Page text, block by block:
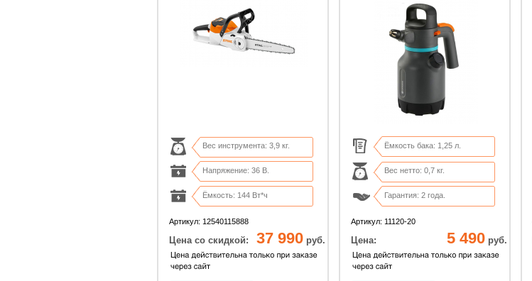
Вес инструмента: 3,9 кг.
Напряжение: 36 В.
Ёмкость: 144 Вт*ч
Время работы: до 35 мин.
Артикул: 12540115888
Цена со скидкой: 37 990 руб.
Ёмкость бака: 1,25 л.
Вес нетто: 0,7 кг.
Гарантия: 2 года.
Размер: 15х15х29 см.
Артикул: 11120-20
Цена: 5 490 руб.